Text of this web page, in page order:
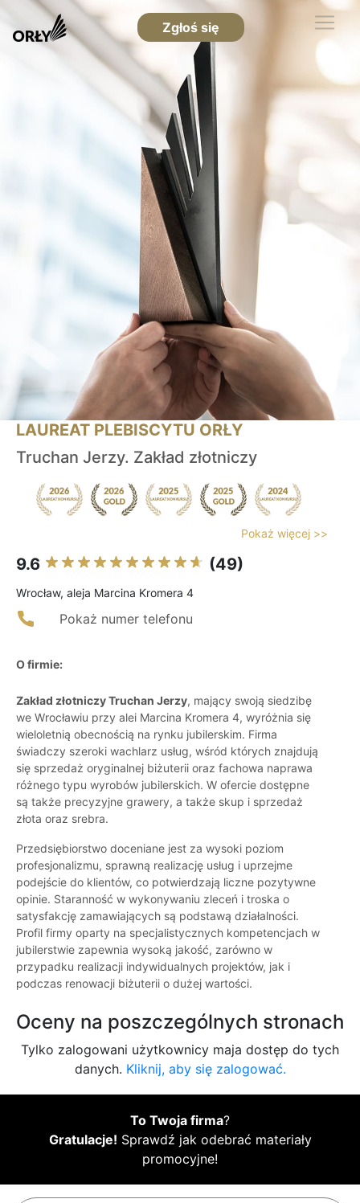
Zgłoś się
LAUREAT PLEBISCYTU ORŁY
Truchan Jerzy. Zakład złotniczy
Pokaż więcej >>
9.6 (49)
Wrocław, aleja Marcina Kromera 4
Pokaż numer telefonu
O firmie:
Zakład złotniczy Truchan Jerzy, mający swoją siedzibę
we Wrocławiu przy alei Marcina Kromera 4, wyróżnia się
wieloletnią obecnością na rynku jubilerskim. Firma
świadczy szeroki wachlarz usług, wśród których znajdują
się sprzedaż oryginalnej biżuterii oraz fachowa naprawa
różnego typu wyrobów jubilerskich. W ofercie dostępne
są także precyzyjne grawery, a także skup i sprzedaż
złota oraz srebra.
Przedsiębiorstwo doceniane jest za wysoki poziom
profesjonalizmu, sprawną realizację usług i uprzejme
podejście do klientów, co potwierdzają liczne pozytywne
opinie. Staranność w wykonywaniu zleceń i troska o
satysfakcję zamawiających są podstawą działalności.
Profil firmy oparty na specjalistycznych kompetencjach w
jubilerstwie zapewnia wysoką jakość, zarówno w
przypadku realizacji indywidualnych projektów, jak i
podczas renowacji biżuterii o dużej wartości.
Oceny na poszczególnych stronach
Tylko zalogowani użytkownicy maja dostęp do tych
danych. Kliknij, aby się zalogować.
To Twoja firma?
Gratulacje! Sprawdź jak odebrać materiały
promocyjne!